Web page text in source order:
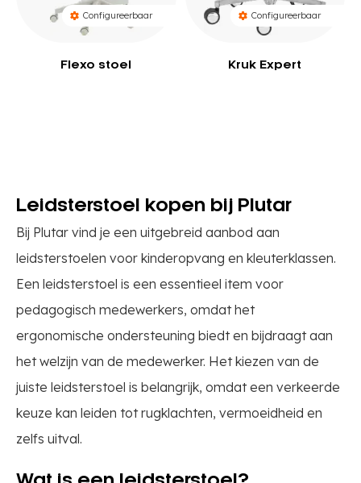
Configureerbaar
Flexo stoel
Configureerbaar
Kruk Expert
Leidsterstoel kopen bij Plutar
Bij Plutar vind je een uitgebreid aanbod aan
leidsterstoelen voor kinderopvang en kleuterklassen.
Een leidsterstoel is een essentieel item voor
pedagogisch medewerkers, omdat het
ergonomische ondersteuning biedt en bijdraagt aan
het welzijn van de medewerker. Het kiezen van de
juiste leidsterstoel is belangrijk, omdat een verkeerde
keuze kan leiden tot rugklachten, vermoeidheid en
zelfs uitval.